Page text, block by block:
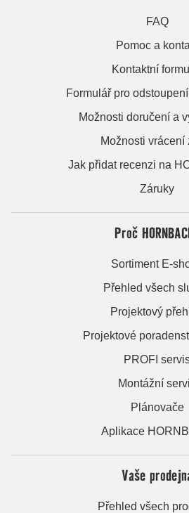
FAQ
Pomoc a
Kontaktní
Formulář pro
Možnosti doručení a
Možnosti vrácení
Jak přidat recenzi na
Záruky
Proč
Sortiment E-
Přehled všech
Projektový
Projektové
PROFI
Montážní
Plánovače
Aplikace
Vaše
Přehled všech